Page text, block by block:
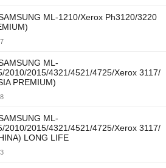
ML-1210/Xerox Ph3120/3220
ML-
2010/2015/4321/4521/4725/Xerox 3117/
PREMIUM)
ML-
2010/2015/4321/4521/4725/Xerox 3117/
LONG LIFE